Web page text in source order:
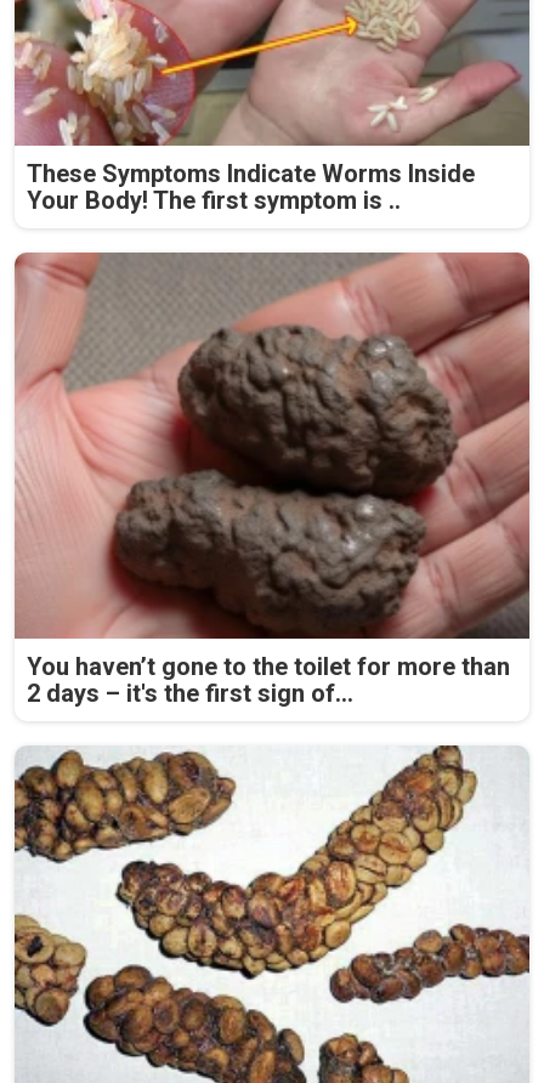
These Symptoms Indicate Worms Inside
Your Body! The first symptom is ..
You haven’t gone to the toilet for more than
2 days – it's the first sign of...